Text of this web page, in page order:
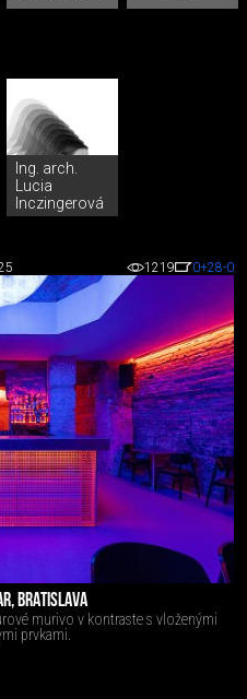
Ing. arch.
Lucia
Inczingerová
1219 0+28-0
BRATISLAVA
murivo v kontraste s vloženými
prvkami.